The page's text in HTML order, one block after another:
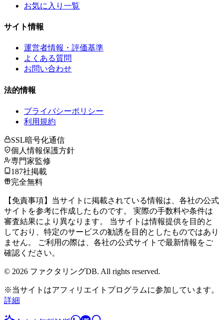
お気に入り一覧
サイト情報
運営者情報・評価基準
よくある質問
お問い合わせ
法的情報
プライバシーポリシー
利用規約
SSL暗号化通信
個人情報保護方針
専門家監修
187社掲載
完全無料
【免責事項】当サイトに掲載されている情報は、各社の公式
サイトを参考に作成したものです。 実際の手数料や条件は
審査結果により異なります。 当サイトは情報提供を目的と
しており、特定のサービスの勧誘を目的としたものではあり
ません。 ご利用の際は、各社の公式サイトで最新情報をご
確認ください。
© 2026 ファクタリングDB. All rights reserved.
※当サイトはアフィリエイトプログラムに参加しています。
詳細